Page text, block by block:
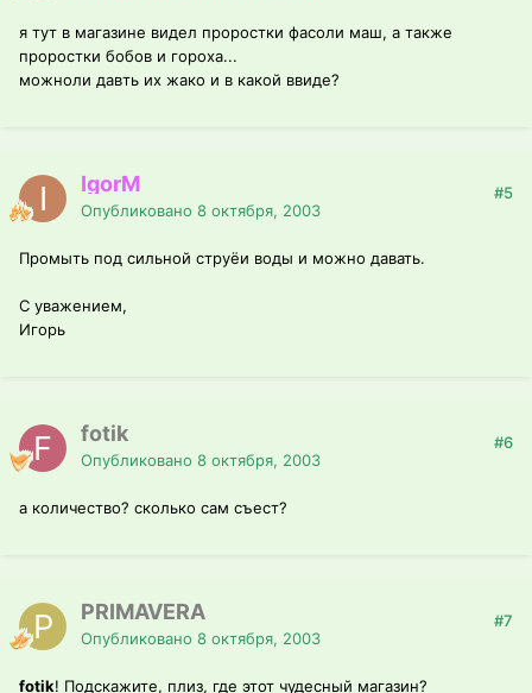
я тут в магазине видел проростки фасоли маш, а также
проростки бобов и гороха...
можноли давть их жако и в какой ввиде?
IgorM
Опубликовано 8 октября, 2003
#5
Промыть под сильной струёи воды и можно давать.
С уважением,
Игорь
fotik
Опубликовано 8 октября, 2003
#6
а количество? сколько сам съест?
PRIMAVERA
Опубликовано 8 октября, 2003
#7
fotik! Подскажите, плиз, где этот чудесный магазин?